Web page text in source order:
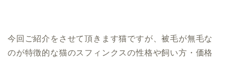
今回ご紹介をさせて頂きます猫ですが、被毛が無毛な
のが特徴的な猫のスフィンクスの性格や飼い方・価格